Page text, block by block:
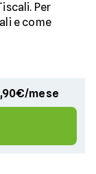
Per
e come
mese